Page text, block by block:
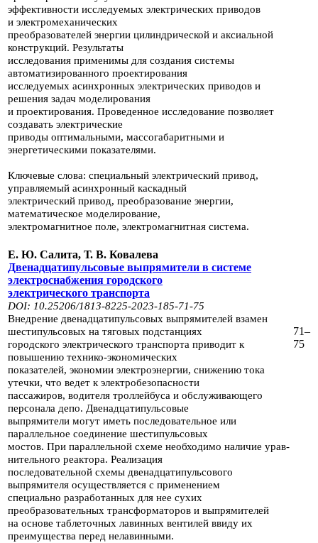
эффективности исследуемых электрических приводов
и электромеханических
преобразователей энергии цилиндрической и аксиальной
конструкций. Ре­зультаты
исследования применимы для создания системы
автоматизирован­ного проектирования
исследуемых асинхронных электрических приводов и
решения задач моделирования
и проектирования. Проведенное исследование позволяет
создавать электрические
приводы оптимальными, массогабаритны­ми и
энергетическими показателями.
Ключевые слова: специальный электрический привод,
управляемый асинхрон­ный каскадный
электрический привод, преобразование энергии,
математиче­ское моделирование,
электромагнитное поле, электромагнитная система.
Е. Ю. Салита, Т. В. Ковалева
Двенадцатипульсовые выпрямители в системе
электроснабжения городского
электрического транспорта
DOI: 10.25206/1813-8225-2023-185-71-75
Внедрение двенадцатипульсовых выпрямителей взамен
шестипульсовых на тяговых подстанциях
городского электрического транспорта приводит к
повышению технико-экономических
показателей, экономии электроэнергии, снижению тока
утечки, что ведет к электробезопасности
пассажиров, води­теля троллейбуса и обслуживающего
персонала депо. Двенадцатипульсовые
выпрямители могут иметь последовательное или
параллельное соединение шестипульсовых
мостов. При параллельной схеме необходимо наличие урав­
нительного реактора. Реализация
последовательной схемы двенадцатипуль­сового
выпрямителя осуществляется с применением
специально разработан­ных для нее сухих
преобразовательных трансформаторов и выпрямителей
на основе таблеточных лавинных вентилей ввиду их
преимущества перед не­лавинными.
71–
75